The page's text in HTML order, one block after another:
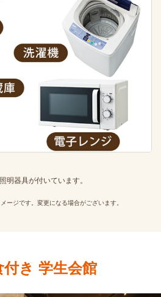
明器具が付いています。
ージです。変更になる場合がございます。
付き 学生会館